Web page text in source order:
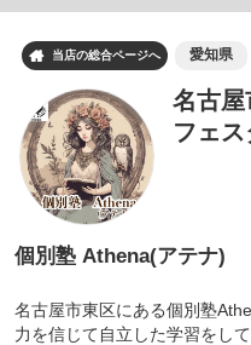
 当店の総合ページへ 愛知県
名古
フェ
個別塾 Athena(アテナ)
名古屋市東区にある個別塾
力を信じて自立した学習をし